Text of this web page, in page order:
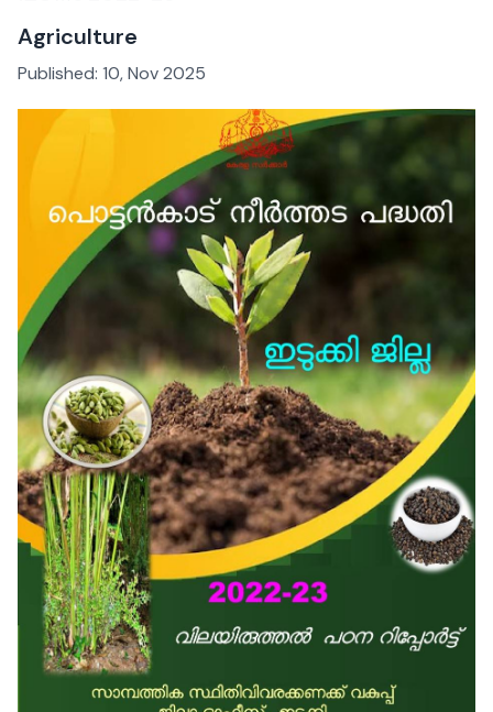
Agriculture
Published: 10, Nov 2025